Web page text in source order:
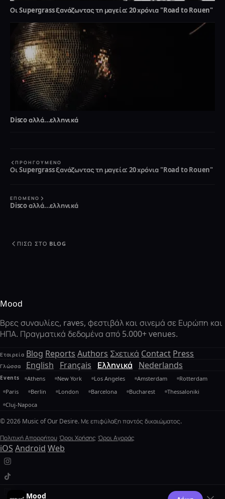
Οι Supergrass ξανάζωντας τη μαγεία: 20 χρόνια "Road to Rouen"
Disco αλλά...ελληνικά
ΠΡΟΗΓΟΎΜΕΝΟ
Οι Supergrass ξανάζωντας τη μαγεία: 20 χρόνια "Road to Rouen"
ΕΠΌΜΕΝΟ
Disco αλλά...ελληνικά
ΠΊΣΩ ΣΤΟ BLOG
Mood
Βρες συναυλίες, raves, φεστιβάλ και σινεμά σε Ευρώπη και
ΗΠΑ. Πραγματικά δεδομένα από 5.000+ venues.
Εταιρεία Blog Reports Authors Σχετικά Contact Press
Γλώσσα English Français Ελληνικά Nederlands
Events Athens New York Los Angeles Amsterdam
Rotterdam
Paris
Berlin London Barcelona Bucharest
Thessaloniki
Cluj-Napoca
© 2026 Music of Our Desire. Με επιφύλαξη παντός δικαιώματος.
Πολιτική Απορρήτου Όροι Χρήσης Όροι Αγοράς
iOS Android Web
Mood